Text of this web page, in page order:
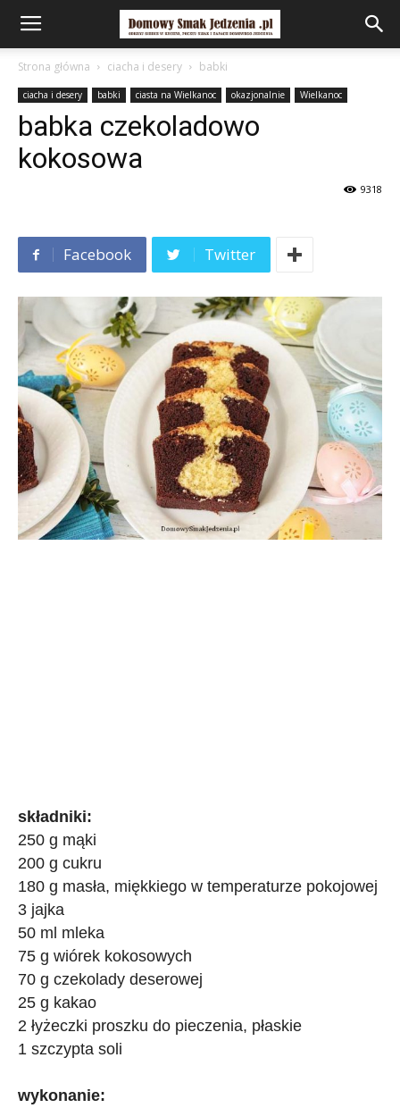
Strona główna ciacha i desery babki
ciacha i desery babki ciasta na Wielkanoc okazjonalnie Wielkanoc
babka czekoladowo
kokosowa
9318
Facebook Twitter
składniki:
250 g mąki
200 g cukru
180 g masła, miękkiego w temperaturze pokojowej
3 jajka
50 ml mleka
75 g wiórek kokosowych
70 g czekolady deserowej
25 g kakao
2 łyżeczki proszku do pieczenia, płaskie
1 szczypta soli
wykonanie: